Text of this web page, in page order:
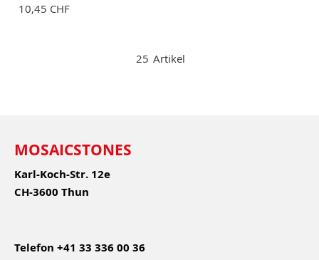
10,45 CHF
25 Artikel
MOSAICSTONES
Karl-Koch-Str. 12e
CH-3600 Thun
Telefon +41 33 336 00 36